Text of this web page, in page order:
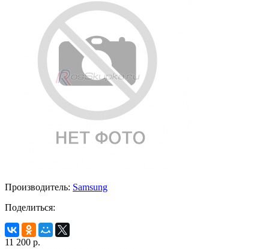
Производитель: Samsung
Поделиться:
11 200 р.